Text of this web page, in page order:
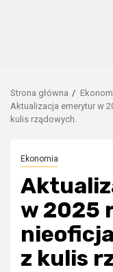
Strona główna
Aktualizacja emerytur w
kulis rządowych.
Ekonomia
w 2025
z kulis